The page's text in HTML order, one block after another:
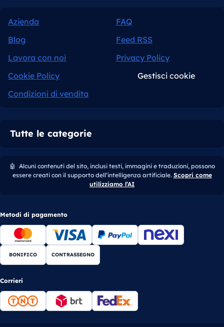
Azienda
FAQ
Blog
Feed RSS
Lavora con noi
Privacy Policy
Cookie Policy
Gestisci cookie
Condizioni di vendita
Tutte le categorie
🤖 Alcuni contenuti del sito, inclusi testi, immagini e traduzioni, possono
essere creati con il supporto dell’intelligenza artificiale. Scopri come
utilizziamo l’AI
Metodi di pagamento
BONIFICO CONTRASSEGNO
Corrieri